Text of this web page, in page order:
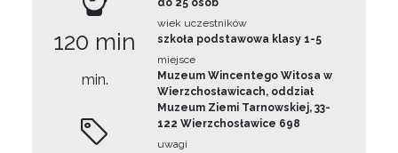
120 min
min.
do 25 osób
wiek uczestników
szkoła podstawowa klasy 1-5
miejsce
Muzeum Wincentego Witosa w
Wierzchosławicach, oddział
Muzeum Ziemi Tarnowskiej, 33-
122 Wierzchosławice 698
uwagi